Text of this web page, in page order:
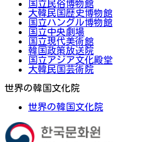
国立民俗博物館
大韓民国歴史博物館
国立ハングル博物館
国立中央劇場
国立現代美術館
韓国政策放送院
国立アジア文化殿堂
大韓民国芸術院
世界の韓国文化院
世界の韓国文化院